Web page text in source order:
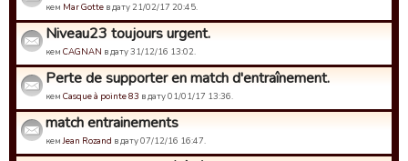
кем Mar Gotte в дату 21/02/17 20:45.
Niveau23 toujours urgent.
кем CAGNAN в дату 31/12/16 13:02.
Perte de supporter en match d'entraînement.
кем Casque à pointe 83 в дату 01/01/17 13:36.
match entrainements
кемJean Rozand в дату 07/12/16 16:47.